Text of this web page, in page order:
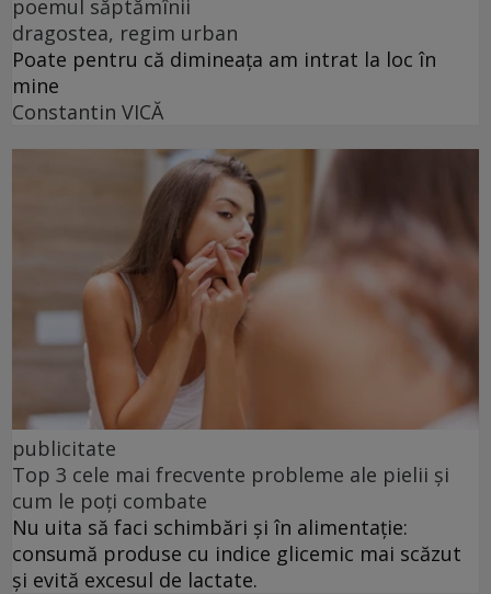
poemul săptămînii
dragostea, regim urban
Poate pentru că dimineața am intrat la loc în
mine
Constantin VICĂ
publicitate
Top 3 cele mai frecvente probleme ale pielii și
cum le poți combate
Nu uita să faci schimbări și în alimentație:
consumă produse cu indice glicemic mai scăzut
și evită excesul de lactate.